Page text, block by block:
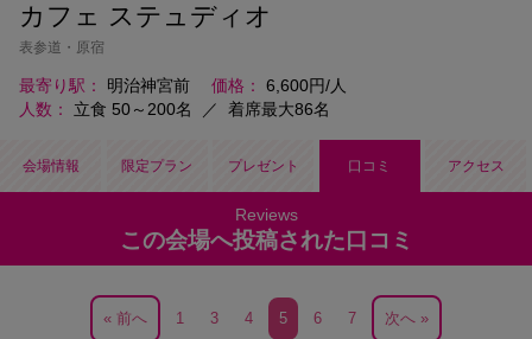
カフェ ステュディオ
表参道・原宿
最寄り駅 明治神宮前 価格
6,600円/人
人数
立食 50～200名 ／ 着席最大86名
会場情報 限定プラン プレゼント 口コミ アクセス
この会場へ投稿された口コミ
« 前へ 1 3 4 5 6 7 次へ »